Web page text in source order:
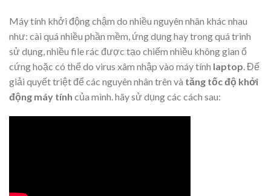
Máy tính khởi động chậm do nhiều nguyên nhân khác nhau
như: cài quá nhiều phần mềm, ứng dụng hay trong quá trình
sử dụng, nhiều file rác được tạo chiếm nhiều không gian ổ
cứng hoặc có thể do virus xâm nhập vào máy tính laptop . Để
giải quyết triệt để các nguyên nhân trên và tăng tốc độ khởi
động máy tính của mình. hãy sử dụng các cách sau: